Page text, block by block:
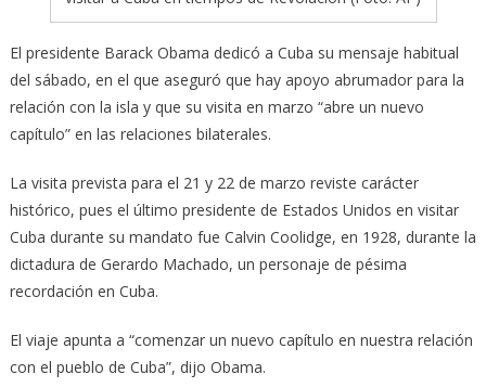
El presidente Barack Obama dedicó a Cuba su mensaje habitual
del sábado, en el que aseguró que hay apoyo abrumador para la
relación con la isla y que su visita en marzo “abre un nuevo
capítulo” en las relaciones bilaterales.
La visita prevista para el 21 y 22 de marzo reviste carácter
histórico, pues el último presidente de Estados Unidos en visitar
Cuba durante su mandato fue Calvin Coolidge, en 1928, durante la
dictadura de Gerardo Machado, un personaje de pésima
recordación en Cuba.
El viaje apunta a “comenzar un nuevo capítulo en nuestra relación
con el pueblo de Cuba”, dijo Obama.